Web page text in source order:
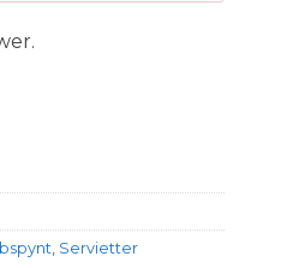
Servietter